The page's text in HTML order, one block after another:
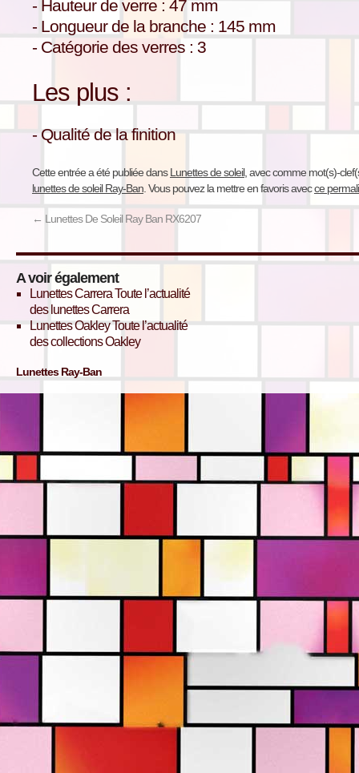
- Hauteur de verre : 47 mm
- Longueur de la branche : 145 mm
- Catégorie des verres : 3
Les plus :
- Qualité de la finition
Cette entrée a été publiée dansLunettes de soleil, avec comme mot(s)-
lunettes de soleil Ray-Ban . Vous pouvez la mettre en favoris avecce
← Lunettes De Soleil Ray Ban RX6207
A voir également
Lunettes CarreraToute l’actualité
des lunettes Carrera
Lunettes OakleyToute l’actualité
des collections Oakley
Lunettes Ray-Ban